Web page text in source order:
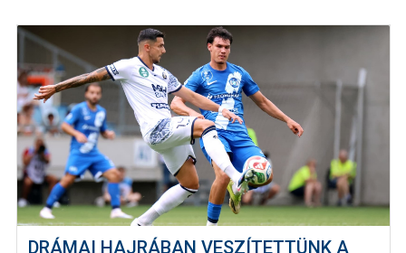
DRÁMAI HAJRÁBAN VESZÍTETTÜNK A